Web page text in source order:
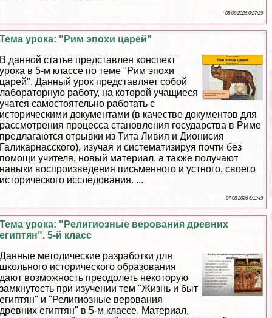
08 08 2026 0:27:29
Тема урока: "Рим эпохи царей"
В данной статье представлен конспект
урока в 5-м классе по теме "Рим эпохи
царей". Данный урок представляет собой
лабораторную работу, на которой учащиеся
учатся самостоятельно работать с
историческими документами (в качестве документов для
рассмотрения процесса становления государства в Риме
предлагаются отрывки из Тита Ливия и Дионисия
Галикарнасского), изучая и систематизируя почти без
помощи учителя, новый материал, а также получают
навыки воспроизведения письменного и устного, своего
исторического исследования. ...
07 08 2026 6:11:49
Тема урока: "Религиозные верования древних
египтян". 5-й класс
Данные методические разработки для
школьного исторического образования
дают возможность преодолеть некоторую
замкнутость при изучении тем "Жизнь и быт
египтян" и "Религиозные верования
древних египтян" в 5-м классе. Материал,